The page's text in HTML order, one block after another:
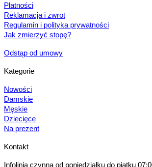
Płatności
Reklamacja i zwrot
Regulamin i polityka prywatności
Jak zmierzyć stopę?
Odstąp od umowy
Kategorie
Nowości
Damskie
Męskie
Dziecięce
Na prezent
Kontakt
Infolinia czynna od poniedziałku do piątku